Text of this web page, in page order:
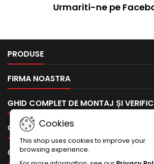
Urmariti-ne pe
PRODUSE
FIRMA NOASTRA
GHID COMPLET DE MONTAJ ȘI
CONTUL TAU
CONTACTEAZA-NE
Cookies
This shop uses cookies to improve your
browsing experience.